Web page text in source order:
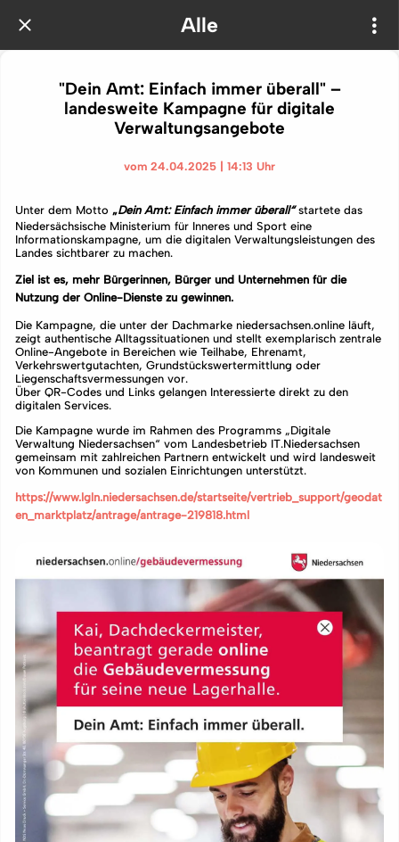
Alle
"Dein Amt: Einfach immer überall" –
landesweite Kampagne für digitale
Verwaltungsangebote
vom 24.04.2025 | 14:13 Uhr
Unter dem Motto „Dein Amt: Einfach immer überall“startete das
Niedersächsische Ministerium für Inneres und Sport eine
Informationskampagne, um die digitalen Verwaltungsleistungen des
Landes sichtbarer zu machen.
Ziel ist es, mehr Bürgerinnen, Bürger und Unternehmen für die
Nutzung der Online-Dienste zu gewinnen.
Die Kampagne, die unter der Dachmarke niedersachsen.online läuft,
zeigt authentische Alltagssituationen und stellt exemplarisch zentrale
Online-Angebote in Bereichen wie Teilhabe, Ehrenamt,
Verkehrswertgutachten, Grundstückswertermittlung oder
Liegenschaftsvermessungen vor.
Über QR-Codes und Links gelangen Interessierte direkt zu den
digitalen Services.
Die Kampagne wurde im Rahmen des Programms „Digitale
Verwaltung Niedersachsen“ vom Landesbetrieb IT.Niedersachsen
gemeinsam mit zahlreichen Partnern entwickelt und wird landesweit
von Kommunen und sozialen Einrichtungen unterstützt.
https://www.lgln.niedersachsen.de/startseite/vertrieb_support/geodat
en_marktplatz/antrage/antrage-219818.html